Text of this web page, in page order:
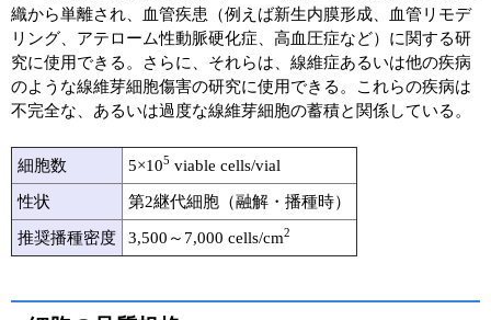
織から単離され、血管疾患（例えば新生内膜形成、血管リモデ
リング、アテローム性動脈硬化症、高血圧症など）に関する研
究に使用できる。さらに、それらは、線維症あるいは他の疾病
のような線維芽細胞傷害の研究に使用できる。これらの疾病は
不完全な、あるいは過度な線維芽細胞の蓄積と関係している。
細胞数 5×105 viable cells/vial
性状 第2継代細胞（融解・播種時）
推奨播種密度 3,500～7,000 cells/cm2